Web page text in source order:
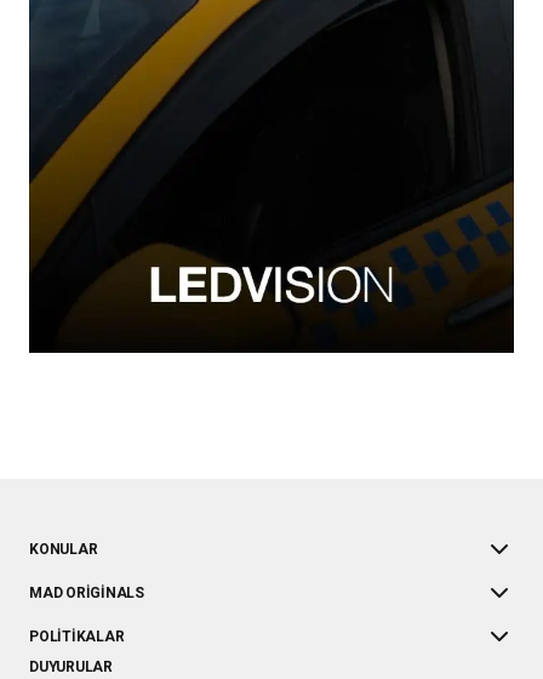
KONULAR
MAD ORIGINALS
POLITIKALAR
DUYURULAR